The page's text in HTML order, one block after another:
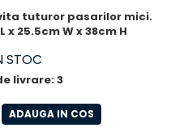
tuturor pasarilor mici.
x 25.5cm W x 38cm H
STOC
livrare:3
ADAUGA IN COS